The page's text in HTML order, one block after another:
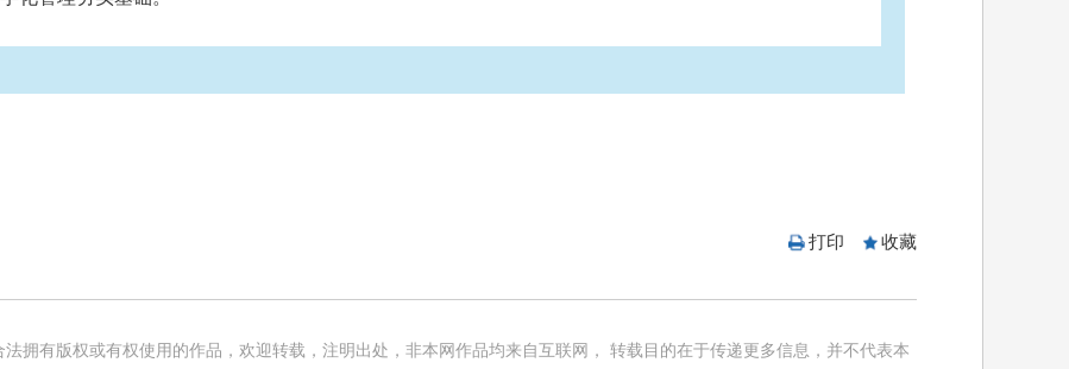
打印 收藏
拥有版权或有权使用的作品，欢迎转载，注明出处，非本网作品均来自互联网， 转载目的在于传递更多信息，并不代表本